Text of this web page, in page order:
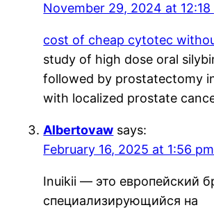
November 29, 2024 at 12:18
cost of cheap cytotec
study of high dose oral
followed by prostatectomy
with localized prostate
Albertovaw says:
February 16, 2025 at 1:56 pm
Inuikii — это европейский
специализирующийся на